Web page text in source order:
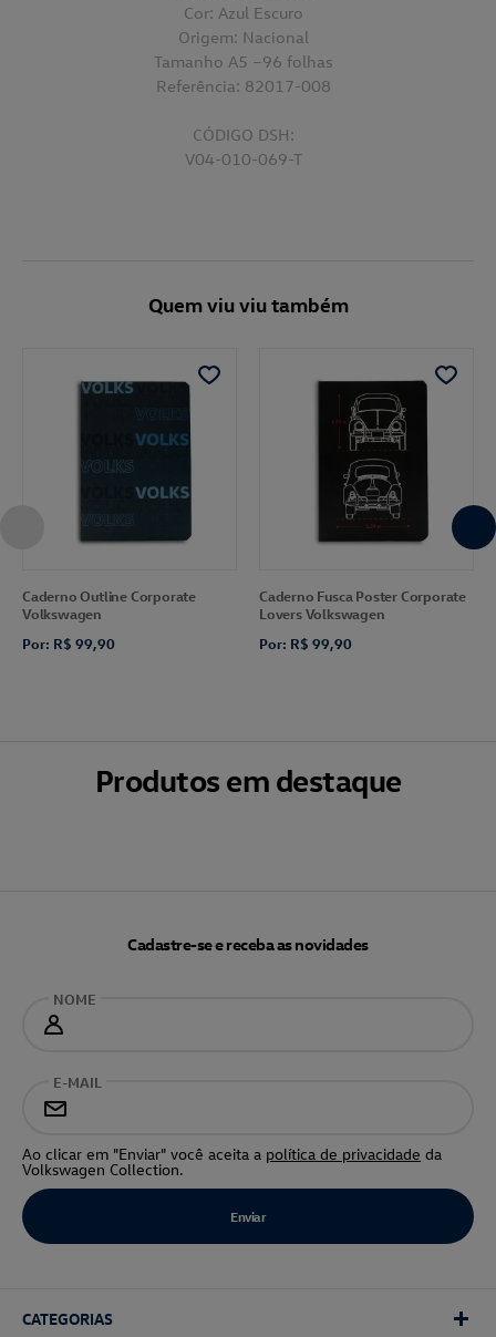
Cor: Azul Escuro
Origem: Nacional
Tamanho A5 –96 folhas
Referência: 82017-008
CÓDIGO DSH:
V04-010-069-T
Quem viu viu também
Caderno Outline Corporate
Volkswagen
Por: R$ 99,90
Caderno Fusca Poster Corporate
Lovers Volkswagen
Por: R$ 99,90
Produtos em destaque
Cadastre-se e receba as novidades
NOME
E-MAIL
Ao clicar em "Enviar" você aceita a política de privacidade da
Volkswagen Collection.
CATEGORIAS